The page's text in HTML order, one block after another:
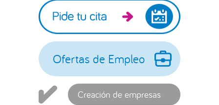
Barra
lateral
principal
Ofertas de Empleo
Creación de empresas